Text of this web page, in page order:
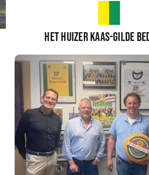
Wedstrijden
Trainingsschema
Clubinformatie
Het eerste
Het Huizer Kaas-Gilde